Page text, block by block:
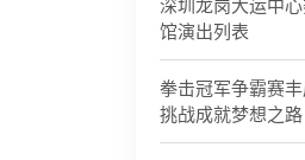
深圳龙岗大运中
馆演出列表
拳击冠军争霸赛
挑战成就梦想之路